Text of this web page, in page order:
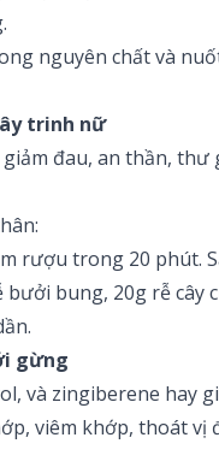
nguyên chất và
trinh nữ
đau, an thần,
rượu trong 20 phút.
bưởi bung, 20g rễ
gừng
và zingiberene hay
viêm khớp, thoát vị